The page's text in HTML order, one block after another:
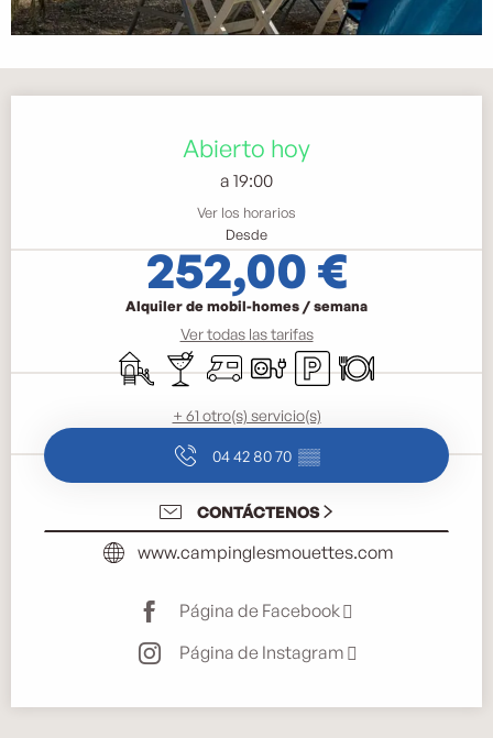
Abierto hoy
a 19:00
Ver los horarios
Desde
252,00 €
Alquiler de mobil-homes / semana
Ver todas las tarifas
Juegos infantiles / Zona de juegos
Bar / Refrigerio
Autocaravana
Conexiones eléctricas
Aparcamiento
Restaurante
+ 61 otro(s) servicio(s)
04 42 80 70 ▒▒
CONTÁCTENOS
www.campinglesmouettes.com
Página de Facebook
Página de Instagram